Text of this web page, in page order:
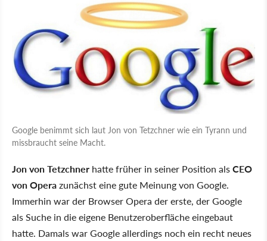
Google benimmt sich laut Jon von Tetzchner wie ein Tyrann und
missbraucht seine Macht.
Jon von Tetzchner hatte früher in seiner Position alsCEO
von Operazunächst eine gute Meinung von Google.
Immerhin war der Browser Opera der erste, der Google
als Suche in die eigene Benutzeroberfläche eingebaut
hatte. Damals war Google allerdings noch ein recht neues